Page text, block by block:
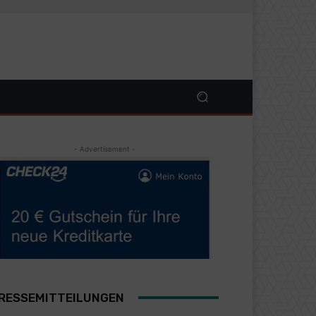
- Advertisement -